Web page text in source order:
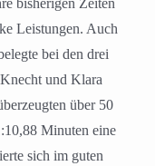
bisherigen Zeiten
Leistungen. Auch
bei den drei
und Klara
über 50
Minuten eine
sich im guten